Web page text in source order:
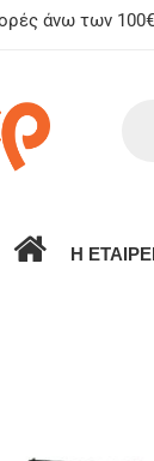
άνω των
Η